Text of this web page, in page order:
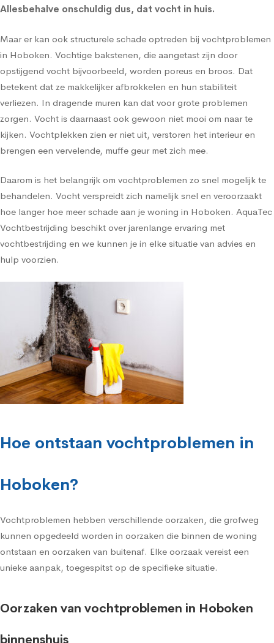
Allesbehalve onschuldig dus, dat vocht in huis.
Maar er kan ook structurele schade optreden bij vochtproblemen
in Hoboken. Vochtige bakstenen, die aangetast zijn door
opstijgend vocht bijvoorbeeld, worden poreus en broos. Dat
betekent dat ze makkelijker afbrokkelen en hun stabiliteit
verliezen. In dragende muren kan dat voor grote problemen
zorgen. Vocht is daarnaast ook gewoon niet mooi om naar te
kijken. Vochtplekken zien er niet uit, verstoren het interieur en
brengen een vervelende, muffe geur met zich mee.
Daarom is het belangrijk om vochtproblemen zo snel mogelijk te
behandelen. Vocht verspreidt zich namelijk snel en veroorzaakt
hoe langer hoe meer schade aan je woning in Hoboken. AquaTec
Vochtbestrijding beschikt over jarenlange ervaring met
vochtbestrijding en we kunnen je in elke situatie van advies en
hulp voorzien.
Hoe ontstaan vochtproblemen in
Hoboken?
Vochtproblemen hebben verschillende oorzaken, die grofweg
kunnen opgedeeld worden in oorzaken die binnen de woning
ontstaan en oorzaken van buitenaf. Elke oorzaak vereist een
unieke aanpak, toegespitst op de specifieke situatie.
Oorzaken van vochtproblemen in Hoboken
binnenshuis